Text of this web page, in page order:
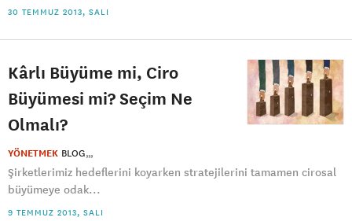
30 TEMMUZ 2013, SALI
Kârlı Büyüme mi, Ciro
Büyümesi mi? Seçim Ne
Olmalı?
YÖNETMEK BLOG
Şirketlerimiz hedeflerini koyarken stratejilerini tamamen cirosal
büyümeye odak...
9 TEMMUZ 2013, SALI